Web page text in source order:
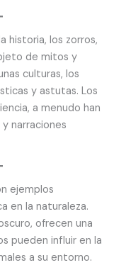
historia, los zorros,
de mitos y
culturas, los
y astutas. Los
a menudo han
narraciones
ejemplos
en la naturaleza.
ofrecen una
pueden influir en la
a su entorno.